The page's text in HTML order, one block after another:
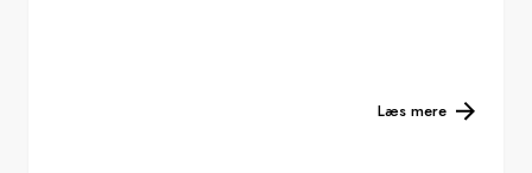
Læs mere